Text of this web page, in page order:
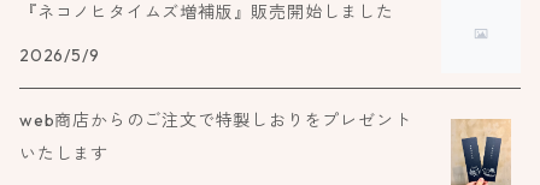
『ネコノヒタイムズ増補版』販売開始しました
2026/5/9
web商店からのご注文で特製しおりをプレゼント
いたします